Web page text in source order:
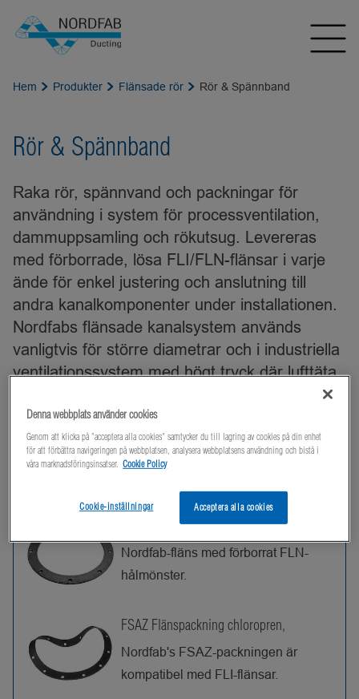
Hem Produkter Flänsade rör Rör & Spännband
Rör & Spännband
Raka rör, spännvand och packningar för
användning i system för processventilation,
dammuppsamling och rökutsug. Levereras
med förborrade, lösa FLI/FLN-flänsar i varje
ände för enkel justering och anslutning till
andra kanalkomponenter under installationen.
Nordfabs flänsade kanalsystem används
vanligtvis för större diametrar och i industriella
ventilationssystem med högt tryck där lufttäta
Products
FLN Galvaniserad fläns
Nordfab-fläns med förborrat FLN-
hålmönster.
FSAZ Flänspackning chloropren,
Nordfab's FSAZ-packningen är
kompatibel med FLI-flänsar.
Denna webbplats använder cookies
Genom att klicka på "acceptera alla cookies" samtycker du till lagring av cookies på din enhet
för att förbättra navigeringen på webbplatsen, analysera webbplatsens användning och bistå i
våra marknadsföringsinsatser. Cookie Policy
Acceptera alla cookies
Cookie-inställningar